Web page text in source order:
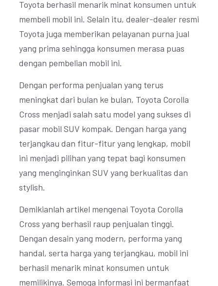
Toyota berhasil menarik minat konsumen untuk
membeli mobil ini. Selain itu, dealer-dealer resmi
Toyota juga memberikan pelayanan purna jual
yang prima sehingga konsumen merasa puas
dengan pembelian mobil ini.
Dengan performa penjualan yang terus
meningkat dari bulan ke bulan, Toyota Corolla
Cross menjadi salah satu model yang sukses di
pasar mobil SUV kompak. Dengan harga yang
terjangkau dan fitur-fitur yang lengkap, mobil
ini menjadi pilihan yang tepat bagi konsumen
yang menginginkan SUV yang berkualitas dan
stylish.
Demikianlah artikel mengenai Toyota Corolla
Cross yang berhasil raup penjualan tinggi.
Dengan desain yang modern, performa yang
handal, serta harga yang terjangkau, mobil ini
berhasil menarik minat konsumen untuk
memilikinya. Semoga informasi ini bermanfaat